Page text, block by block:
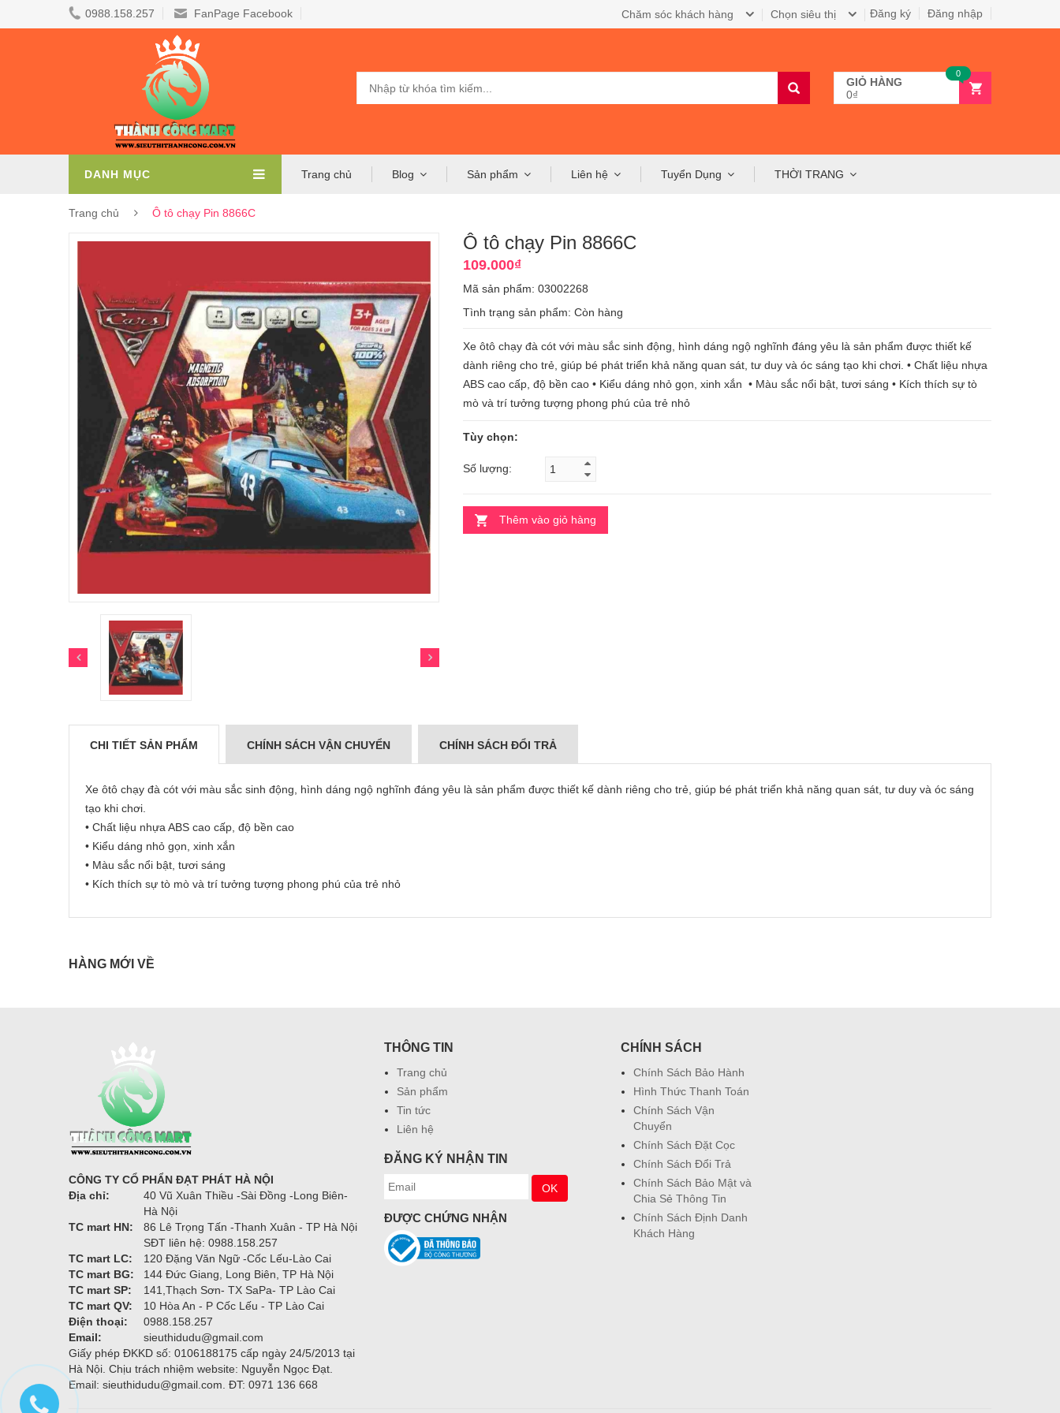
0988.158.257 FanPage Facebook Đăng nhập
Đăng ký
Chọn siêu thị
Chăm sóc khách hàng
GIỎ HÀNG
0₫
0
DANH MỤC Trang chủ Blog Sản phẩm Liên hệ Tuyển Dụng THỜI TRANG
Trang chủ Ô tô chạy Pin 8866C
Ô tô chạy Pin 8866C
109.000₫
Mã sản phẩm: 03002268
Tình trạng sản phẩm: Còn hàng
Xe ôtô chạy đà cót với màu sắc sinh động, hình dáng ngộ nghĩnh đáng yêu là sản phẩm được thiết kế
dành riêng cho trẻ, giúp bé phát triển khả năng quan sát, tư duy và óc sáng tạo khi chơi. • Chất liệu nhựa
ABS cao cấp, độ bền cao • Kiểu dáng nhỏ gọn, xinh xắn • Màu sắc nổi bật, tươi sáng • Kích thích sự tò
mò và trí tưởng tượng phong phú của trẻ nhỏ
Tùy chọn:
Số lượng:
Thêm vào giỏ hàng
CHI TIẾT SẢN PHẨM CHÍNH SÁCH VẬN CHUYỂN CHÍNH SÁCH ĐỔI TRẢ
Xe ôtô chạy đà cót với màu sắc sinh động, hình dáng ngộ nghĩnh đáng yêu là sản phẩm được thiết kế dành riêng cho trẻ, giúp bé phát triển khả năng quan sát, tư duy và óc sáng
tạo khi chơi.
• Chất liệu nhựa ABS cao cấp, độ bền cao
• Kiểu dáng nhỏ gọn, xinh xắn
• Màu sắc nổi bật, tươi sáng
• Kích thích sự tò mò và trí tưởng tượng phong phú của trẻ nhỏ
HÀNG MỚI VỀ
CÔNG TY CỔ PHẨN ĐẠT PHÁT HÀ NỘI
Địa chỉ:
40 Vũ Xuân Thiều -Sài Đồng -Long Biên-
Hà Nội
TC mart HN:
86 Lê Trọng Tấn -Thanh Xuân - TP Hà Nội
SĐT liên hệ: 0988.158.257
TC mart LC:
120 Đặng Văn Ngữ -Cốc Lếu-Lào Cai
TC mart BG:
144 Đức Giang, Long Biên, TP Hà Nội
TC mart SP:
141,Thạch Sơn- TX SaPa- TP Lào Cai
TC mart QV:
10 Hòa An - P Cốc Lếu - TP Lào Cai
Điện thoại:
0988.158.257
Email:
sieuthidudu@gmail.com
Giấy phép ĐKKD số: 0106188175 cấp ngày 24/5/2013 tại
Hà Nội. Chịu trách nhiệm website: Nguyễn Ngọc Đạt.
Email: sieuthidudu@gmail.com. ĐT: 0971 136 668
THÔNG TIN
Trang chủ
Sản phẩm
Tin tức
Liên hệ
ĐĂNG KÝ NHẬN TIN
ĐƯỢC CHỨNG NHẬN
CHÍNH SÁCH
Chính Sách Bảo Hành
Hình Thức Thanh Toán
Chính Sách Vận
Chuyển
Chính Sách Đặt Cọc
Chính Sách Đổi Trả
Chính Sách Bảo Mật và
Chia Sẻ Thông Tin
Chính Sách Định Danh
Khách Hàng